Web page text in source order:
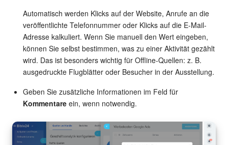
Marketing
Vertriebsstelle
CRM-Analytik
Automatisierung
Workflows
Automatisch werden Klicks auf der Website, Anrufe an die
veröffentlichte Telefonnummer oder Klicks auf die E-Mail-
Adresse kalkuliert. Wenn Sie manuell den Wert eingeben,
können Sie selbst bestimmen, was zu einer Aktivität gezählt
wird. Das ist besonders wichtig für Offline-Quellen: z. B.
ausgedruckte Flugblätter oder Besucher in der Ausstellung.
Geben Sie zusätzliche Informationen im Feld für
Kommentare ein, wenn notwendig.